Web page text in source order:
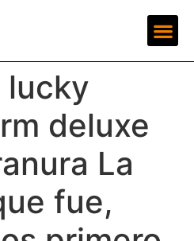
lucky
deluxe
La
fue,